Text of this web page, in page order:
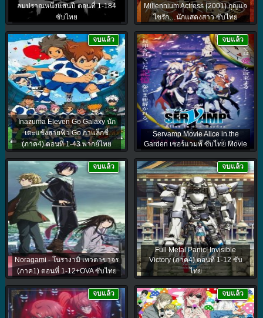
ลมปราณหนึ่งแสนปี ตอนที่ 1-184
ซับไทย
Millennium Actress (2001) กุญแจ
ไขรัก…นักแสดงสาว ซับไทย
Inazuma Eleven Go Galaxy นัก
เตะแข้งสายฟ้า Go กาแล็กซี่
(ภาค4) ตอนที่ 1-43 พากย์ไทย
จบแล้ว
Servamp Movie Alice in the
Garden เซอร์แวมพ์ ซับไทย Movie
จบแล้ว
Noragami - โนรางามิ เทวดาขาจร
(ภาค1) ตอนที่ 1-12+OVA ซับไทย
จบแล้ว
Full Metal Panic! Invisible
Victory (ภาค4) ตอนที่ 1-12 ซับ
ไทย
จบแล้ว
จบแล้ว จบแล้ว